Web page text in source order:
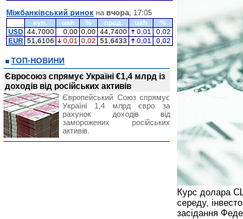
Курс долара
середу,
засідання
Міжбанківський ринок на вчора , 17:05
куп. uah % прод. uah
%
USD 44,7000 0,00 0,00 44,7400 0,01
0,02
EUR 51,6106 0,01 0,02 51,6433 0,01 0,02
ТОП-НОВИНИ
Євросоюз спрямує Україні €1,4 млрд із
доходів від російських активів
Європейський Союз спрямує
Україні 1,4 млрд євро за
рахунок доходів від
заморожених російських
активів.